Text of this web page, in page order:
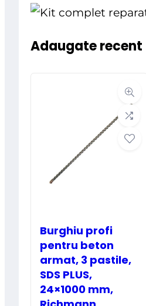
Adaugate recent
Burghiu profi
pentru beton
armat, 3 pastile,
SDS PLUS,
24×1000 mm,